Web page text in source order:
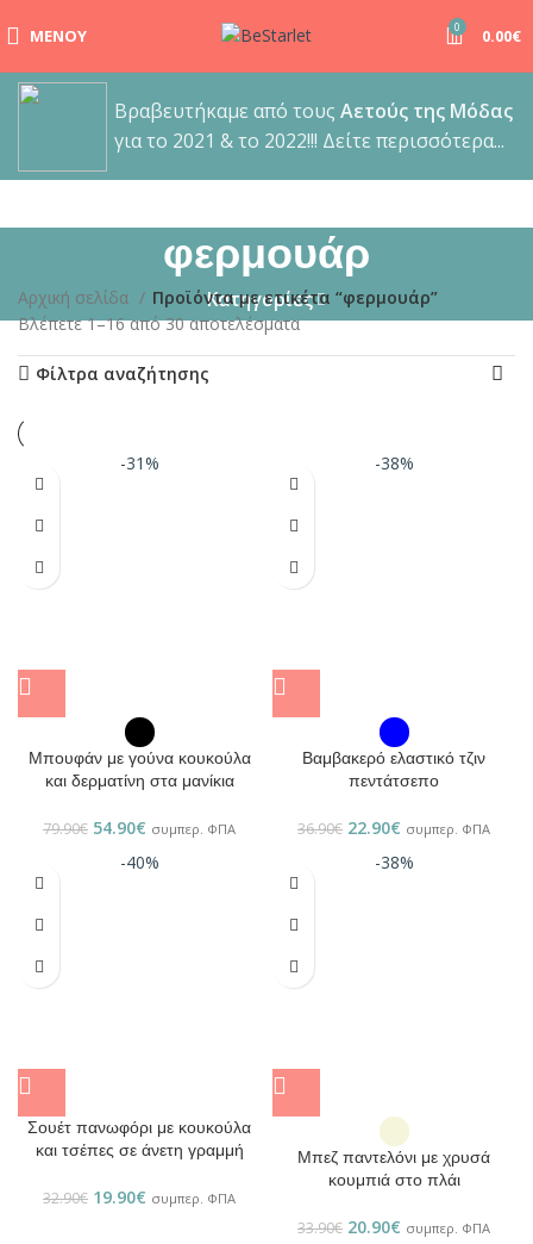
ΜΕΝΟΎ 0 0.00€
Βραβευτήκαμε από τους Αετούς της Μόδας
για το 2021 & το 2022!!! Δείτε περισσότερα...
φερμουάρ
Κατηγορίες
Αρχική σελίδα
Προϊόντα με ετικέτα “φερμουάρ”
Βλέπετε 1–16 από 30 αποτελέσματα
Φίλτρα αναζήτησης
-31%
Μπουφάν με γούνα κουκούλα
και δερματίνη στα μανίκια
79.90€ 54.90€ συμπερ. ΦΠΑ
-38%
Βαμβακερό ελαστικό τζιν
πεντάτσεπο
36.90€ 22.90€ συμπερ. ΦΠΑ
-40%
Σουέτ πανωφόρι με κουκούλα
και τσέπες σε άνετη γραμμή
32.90€ 19.90€ συμπερ. ΦΠΑ
-38%
Μπεζ παντελόνι με χρυσά
κουμπιά στο πλάι
33.90€ 20.90€ συμπερ. ΦΠΑ